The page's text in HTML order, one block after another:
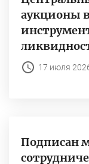
аукционы в
17 июля
Подписан